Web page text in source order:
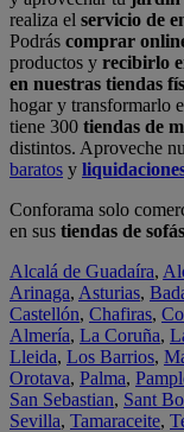
realiza el servicio de
Podrás comprar
productos y recibirlo
en nuestras tiendas
hogar y transformarlo
tiene 300 tiendas de
distintos. Aproveche
baratos y
Conforama solo
en sus tiendas de sofás
Alcalá de Guadaíra,
Arinaga, Asturias,
Castellón, Chafiras,
Almería, La Coruña,
Lleida, Los Barrios,
Orotava, Palma,
San Sebastian, Sant
Sevilla, Tamaraceite,